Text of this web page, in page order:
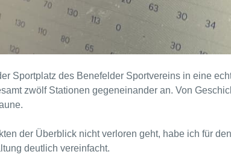
Sportplatz des Benefelder Sportvereins in eine
zwölf Stationen gegeneinander an. Von
der Überblick nicht verloren geht, habe ich für
deutlich vereinfacht.